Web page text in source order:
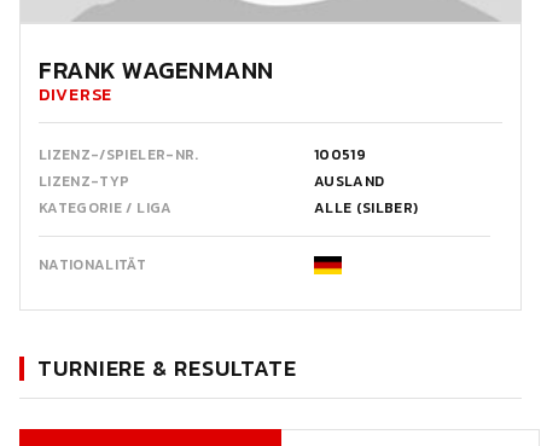
FRANK WAGENMANN
DIVERSE
LIZENZ-/SPIELER-NR.
100519
LIZENZ-TYP
AUSLAND
KATEGORIE / LIGA
ALLE (SILBER)
NATIONALITÄT
TURNIERE & RESULTATE